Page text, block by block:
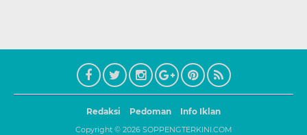
Redaksi Pedoman Info Iklan
Copyright © 2026 SOPPENGTERKINI.COM